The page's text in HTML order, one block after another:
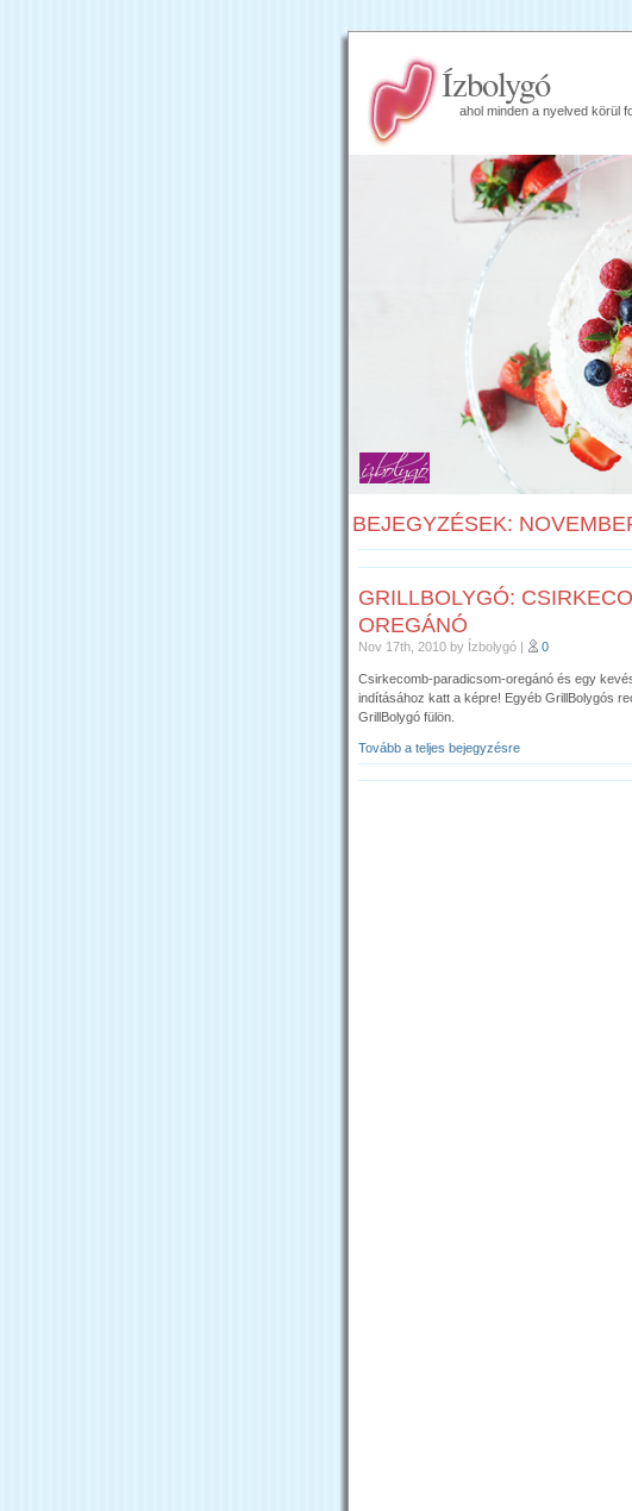
Ízbolygó
ahol minden a nyelved körül
BEJEGYZÉSEK:
GRILLBOLYGÓ:
OREGÁNÓ
Nov 17th, 2010 by Ízbolygó | 0
Csirkecomb-paradicsom-oregánó és egy
indításához katt a képre! Egyéb GrillBolygós
GrillBolygó fülön.
Tovább a teljes bejegyzésre